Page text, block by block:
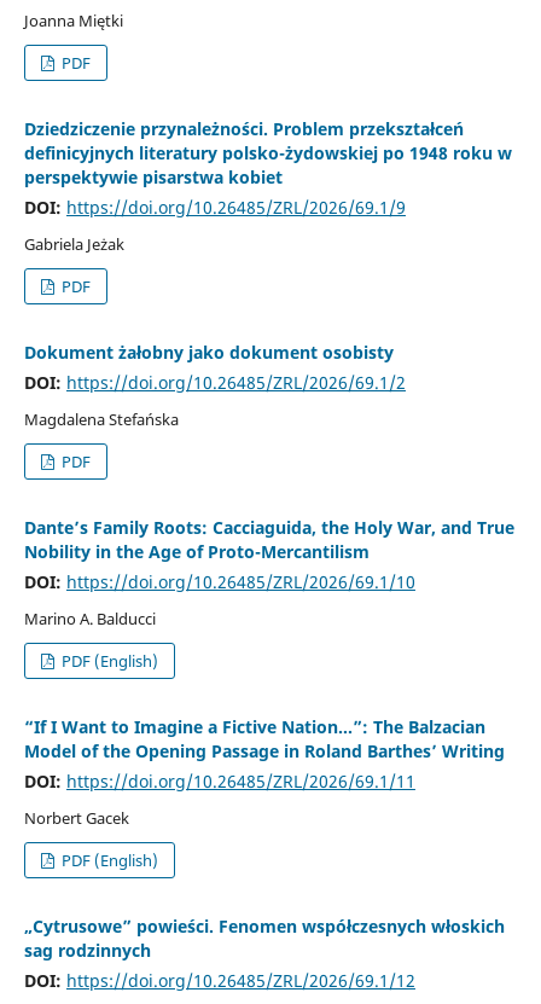
Joanna Miętki
PDF
Dziedziczenie przynależności. Problem przekształceń
definicyjnych literatury polsko-żydowskiej po 1948 roku w
perspektywie pisarstwa kobiet
DOI: https://doi.org/10.26485/ZRL/2026/69.1/9
Gabriela Jeżak
PDF
Dokument żałobny jako dokument osobisty
DOI: https://doi.org/10.26485/ZRL/2026/69.1/2
Magdalena Stefańska
PDF
Dante’s Family Roots: Cacciaguida, the Holy War, and True
Nobility in the Age of Proto-Mercantilism
DOI: https://doi.org/10.26485/ZRL/2026/69.1/10
Marino A. Balducci
PDF (English)
“If I Want to Imagine a Fictive Nation…”: The Balzacian
Model of the Opening Passage in Roland Barthes’ Writing
DOI: https://doi.org/10.26485/ZRL/2026/69.1/11
Norbert Gacek
PDF (English)
„Cytrusowe” powieści. Fenomen współczesnych włoskich
sag rodzinnych
DOI: https://doi.org/10.26485/ZRL/2026/69.1/12